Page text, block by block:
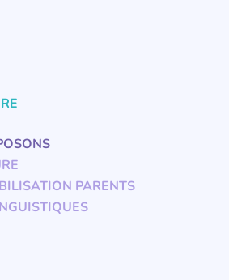
PARENTS